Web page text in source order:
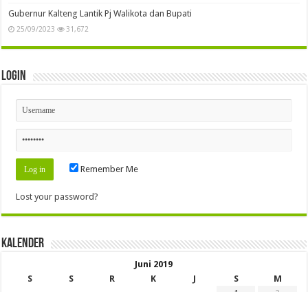
Gubernur Kalteng Lantik Pj Walikota dan Bupati
25/09/2023 31,672
Login
Remember Me
Lost your password?
Kalender
Juni 2019
S
S R K J S
M